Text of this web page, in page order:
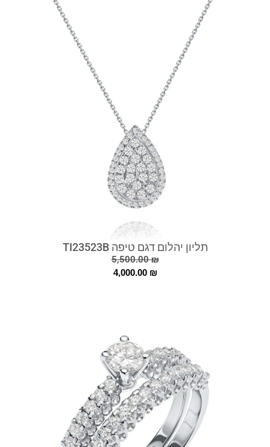
תליון יהלום דגם טיפה TI23523B
5,500.00₪
4,000.00 ₪